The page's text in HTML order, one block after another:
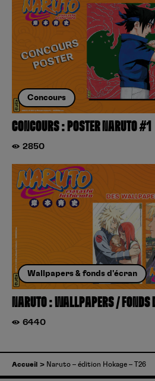
Concours
CONCOURS : POSTER NARUTO #1
2850
Wallpapers & fonds d'écran
NARUTO : WALLPAPERS / FONDS
6440
Accueil Naruto – édition Hokage – T26